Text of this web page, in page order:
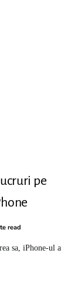
pe
read
sa, iPhone-ul a